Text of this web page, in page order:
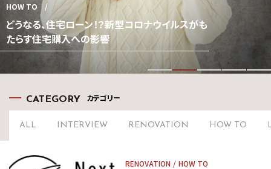
NEWS
私たち「ネクストカラーズ 」のオフィスをご紹介し
ます！
HOW TO
どうなる、住宅ローン！？新型コロナウイルスがも
たらす住宅購入への影響
INTERVIEW
一度はマイホームを諦めたご夫婦・・・からの大逆
転！～大満足リノベーションマイホーム～
RENOVATION
愛知・名古屋で家探し～リノベーションするなら
ネクストカラーズ
NEWS
窓のない部屋をひと工夫で部屋を明るく！アイデ
ア次第で暗い部屋に明かりを！
CATEGORY カテゴリー
ALL INTERVIEW RENOVATION HOW TO
RENOVATION HOW TO